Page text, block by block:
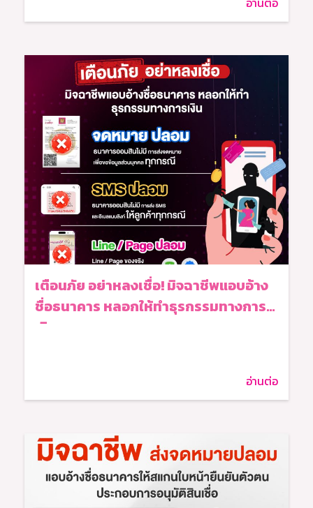
เตือนภัย อย่าหลงเชื่อ! มิจฉาชีพแอบอ้าง
ชื่อธนาคาร หลอกให้ทำธุรกรรมทางการ
เงิน
อ่านต่อ